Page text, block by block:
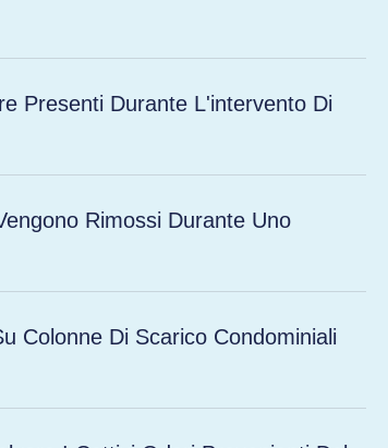
Presenti Durante L'intervento Di
Rimossi Durante Uno
Colonne Di Scarico Condominiali